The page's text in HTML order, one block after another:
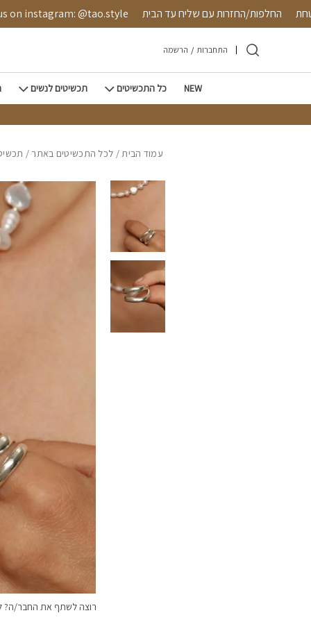
Skip to Content
מאובטחת החלפות/החזרות עם שליח עד הבית @tao.style
התחברות / הרשמה
NEW כל התכשיטים תכשיטים לנשים
עמוד הבית/ לכל התכשיטים באתר /
רוצה לשתף את החבר/ה?
בחזרה למעלה